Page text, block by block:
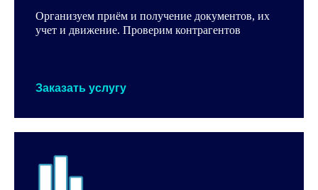
Организуем приём и получение документов, их
учет и движение. Проверим контрагентов
Заказать услугу